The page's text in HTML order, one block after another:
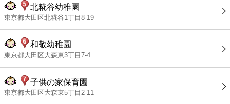
北糀谷幼稚園
東京都大田区北糀谷1丁目8-19
和敬幼稚園
東京都大田区大森東3丁目7-4
子供の家保育園
東京都大田区大森東5丁目2-11